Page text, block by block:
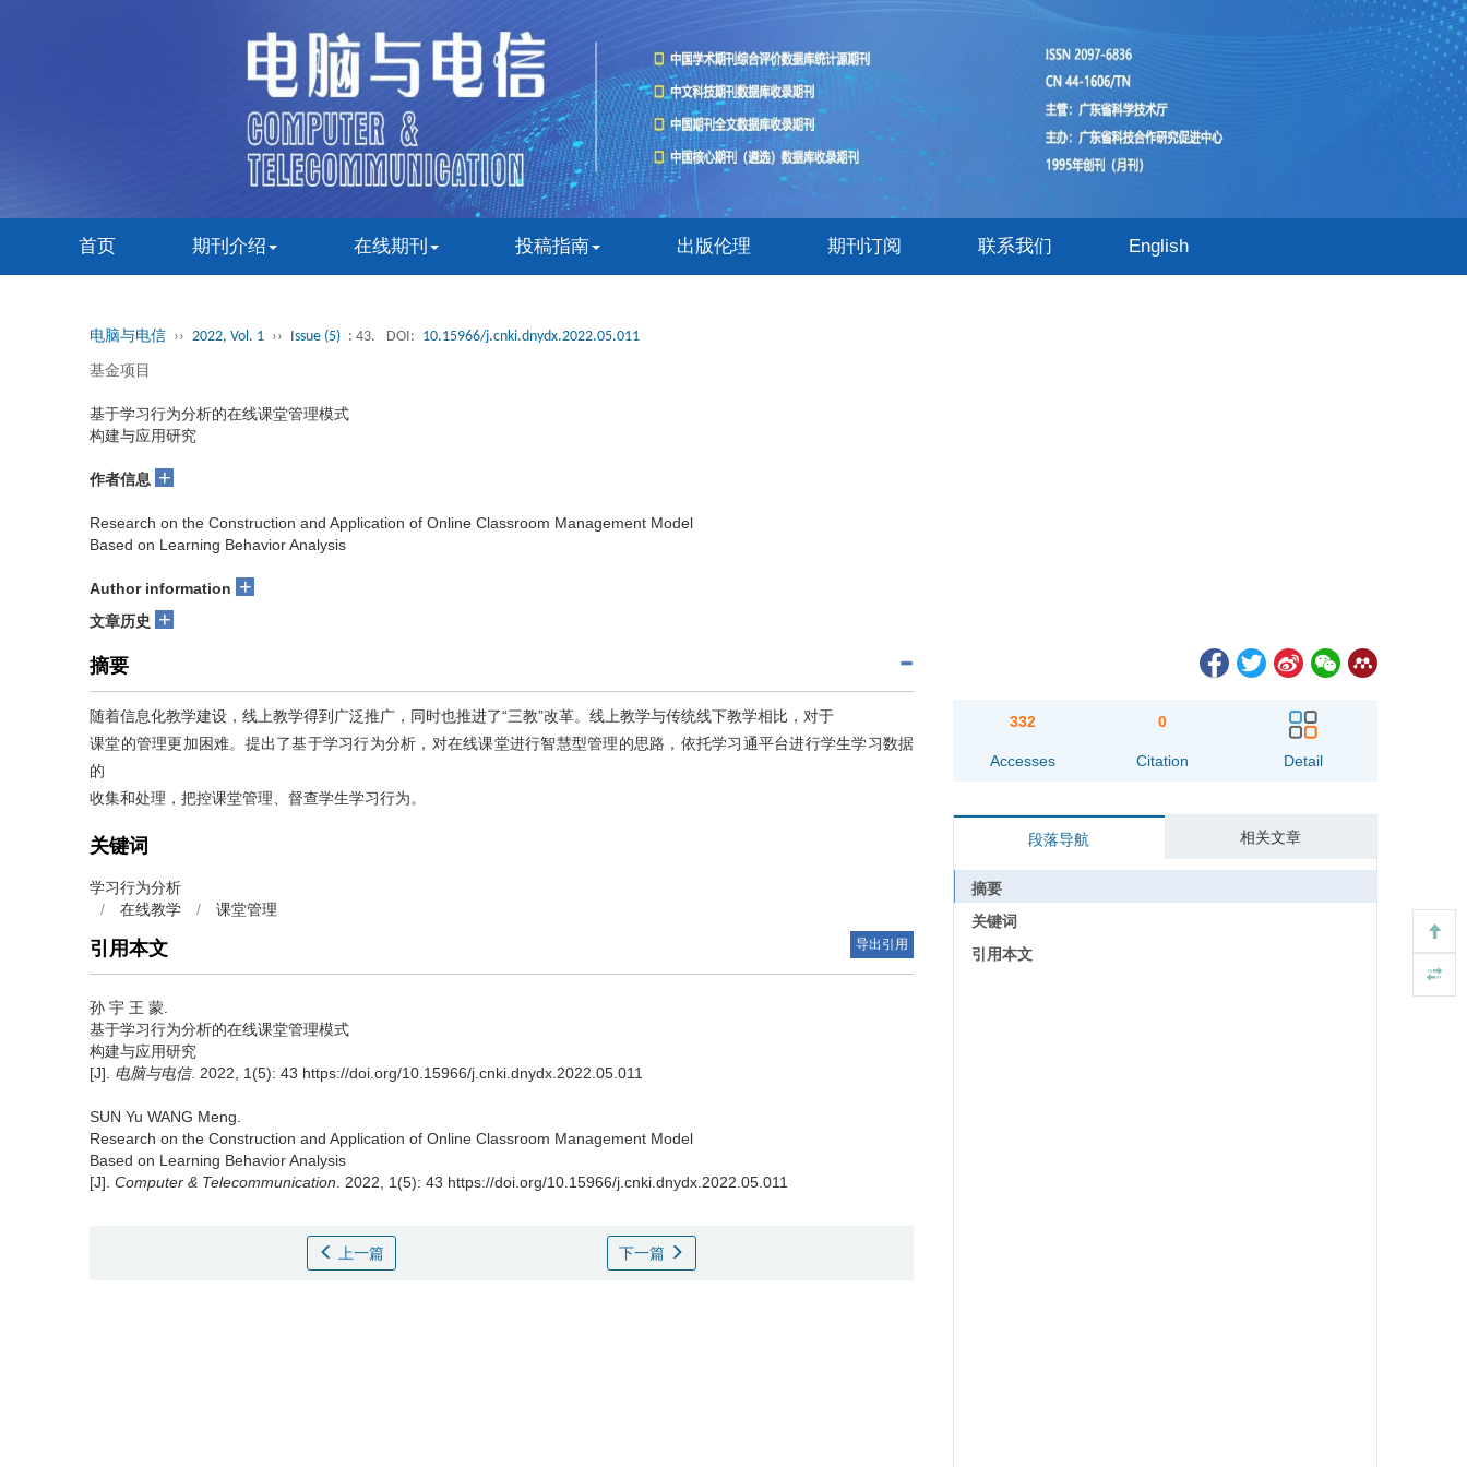
首页 期刊介绍 在线期刊 投稿指南 出版伦理 期刊订阅 联系我们 English
电脑与电信 ›› 2022, Vol. 1 ›› Issue (5) : 43. DOI: 10.15966/j.cnki.dnydx.2022.05.011
基金项目
基于学习行为分析的在线课堂管理模式
构建与应用研究
作者信息 +
Research on the Construction and Application of Online Classroom Management Model
Based on Learning Behavior Analysis
Author information +
文章历史 +
摘要
随着信息化教学建设，线上教学得到广泛推广，同时也推进了“三教”改革。线上教学与传统线下教学相比，对于
课堂的管理更加困难。提出了基于学习行为分析，对在线课堂进行智慧型管理的思路，依托学习通平台进行学生学习数据
的
收集和处理，把控课堂管理、督查学生学习行为。
关键词
学习行为分析
/
在线教学 / 课堂管理
引用本文 导出引用
孙 宇 王 蒙.
基于学习行为分析的在线课堂管理模式
构建与应用研究
[J]. 电脑与电信. 2022, 1(5): 43 https://doi.org/10.15966/j.cnki.dnydx.2022.05.011
SUN Yu WANG Meng.
Research on the Construction and Application of Online Classroom Management Model
Based on Learning Behavior Analysis
[J]. Computer & Telecommunication . 2022, 1(5): 43 https://doi.org/10.15966/j.cnki.dnydx.2022.05.011
上一篇 下一篇
332
Accesses
0
Citation Detail
段落导航 相关文章
摘要
关键词
引用本文